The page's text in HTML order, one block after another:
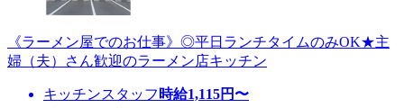
《ラーメン屋でのお仕事》◎平日ランチタイムのみOK★主
婦（夫）さん歓迎のラーメン店キッチン
キッチンスタッフ 時給1,115円〜